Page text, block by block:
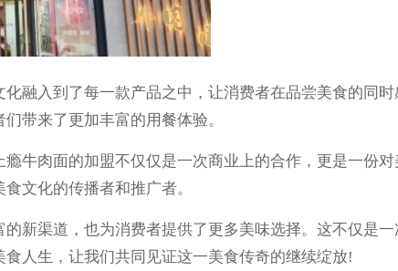
入到了每一款产品之中，让消费者在品尝美食的同
带来了更加丰富的用餐体验。
肉面的加盟不仅仅是一次商业上的合作，更是一份对
文化的传播者和推广者。
渠道，也为消费者提供了更多美味选择。这不仅是
人生，让我们共同见证这一美食传奇的继续绽放!